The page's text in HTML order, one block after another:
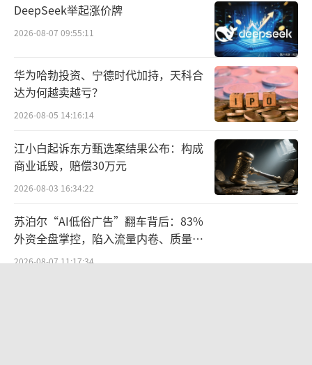
DeepSeek举起涨价牌
2026-08-07 09:55:11
华为哈勃投资、宁德时代加持，天科合
达为何越卖越亏？
2026-08-05 14:16:14
江小白起诉东方甄选案结果公布：构成
商业诋毁，赔偿30万元
2026-08-03 16:34:22
苏泊尔“AI低俗广告”翻车背后：83%
外资全盘掌控，陷入流量内卷、质量频
发的负循环
2026-08-07 11:17:34